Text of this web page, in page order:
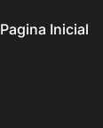
Pagina Inicial